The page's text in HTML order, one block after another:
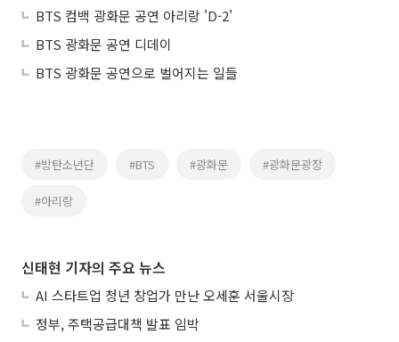
BTS 컴백 광화문 공연 아리랑 'D-2'
BTS 광화문 공연 디데이
BTS 광화문 공연으로 벌어지는 일들
#방탄소년단 #BTS #광화문 #광화문광장
#아리랑
신태현 기자의 주요 뉴스
AI 스타트업 청년 창업가 만난 오세훈 서울시장
정부, 주택공급대책 발표 임박